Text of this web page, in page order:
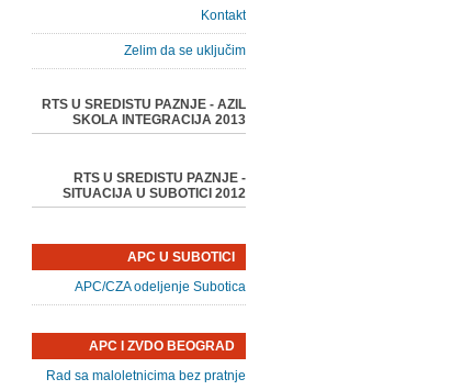
Kontakt
Zelim da se uključim
RTS U SREDISTU PAZNJE - AZIL
SKOLA INTEGRACIJA 2013
RTS U SREDISTU PAZNJE -
SITUACIJA U SUBOTICI 2012
APC U SUBOTICI
APC/CZA odeljenje Subotica
APC I ZVDO BEOGRAD
Rad sa maloletnicima bez pratnje